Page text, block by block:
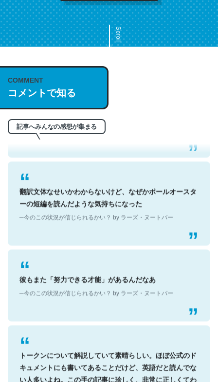
Scroll
COMMENT
コメントで知る
記事へみんなの感想が集まる
これは名文。彼はとてもクレバーなんだろうなと凄く思
う。英語少しでも読める人は原文もお勧め。自分はこの流
れ好き。Let’s Fucking Go. Then Covid hit. Shit.
─今のこの状況が信じられるかい？ by ラーズ・ヌートバー
翻訳文体なせいかわからないけど、なぜかポールオースタ
ーの短編を読んだような気持ちになった
─今のこの状況が信じられるかい？ by ラーズ・ヌートバー
彼もまた「努力できる才能」があるんだなあ
─今のこの状況が信じられるかい？ by ラーズ・ヌートバー
トークンについて解説していて素晴らしい。ほぼ公式のド
キュメントにも書いてあることだけど、英語だと読んでな
い人多いよね。この手の記事に珍しく、非常に正しくてわ